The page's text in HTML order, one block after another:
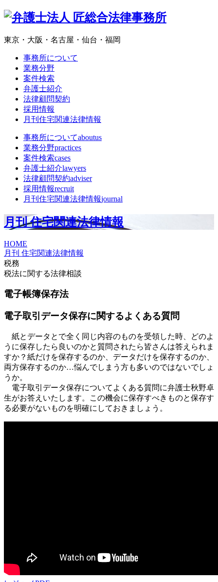
東京・大阪・名古屋・仙台・福岡
事務所について
業務分野
案件検索
弁護士紹介
法律顧問契約
採用情報
月刊住宅関連法律情報
事務所についてaboutus
業務分野practices
案件検索cases
弁護士紹介lawyers
法律顧問契約adviser
採用情報recruit
月刊住宅関連法律情報journal
月刊 住宅関連法律情報
HOME
月刊 住宅関連法律情報
税務
税法に関する法律相談
電子帳簿保存法
電子取引データ保存に関するよくある質問
紙とデータとで全く同じ内容のものを受領した時、どのよ
うに保存したら良いのかと質問されたら皆さんは答えられま
すか？紙だけを保存するのか、データだけを保存するのか、
両方保存するのか…悩んでしまう方も多いのではないでしょ
うか。
電子取引データ保存についてよくある質問に弁護士秋野卓
生がお答えいたします。この機会に保存すべきものと保存す
る必要がないものを明確にしておきましょう。